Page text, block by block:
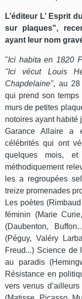
L’éditeur L’ Esprit
sur plaques",
ayant leur nom
"Ici habita en 1820
"Ici vécut Louis
Chapdelaine", au 28
qui prend son
murs de petites
notoires ayant habité
Garance Allaire a
célébrités qui ont
quelques mois,
méthodiquement
les a regroupées
treize promenades
Les poètes
féminin (Marie
(Daubenton,
(Péguy, Valéry
Freud...) Science de
au paradis
Résistance en
vers venus